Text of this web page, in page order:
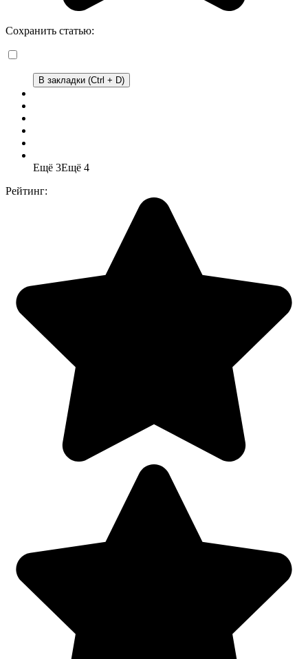
Сохранить статью:
В закладки (Ctrl + D)
Ещё 3Ещё 4
Рейтинг: